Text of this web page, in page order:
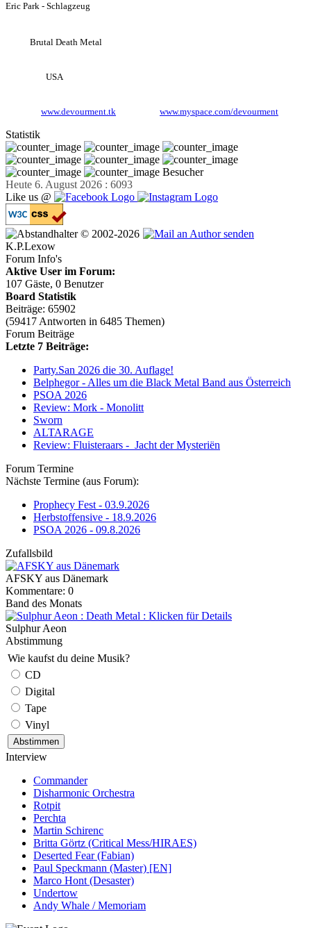
Eric Park - Schlagzeug
Brutal Death Metal
USA
www.devourment.tk www.myspace.com/devourment
Statistik
Besucher
Heute 6. August 2026 : 6093
Like us @
© 2002-2026
K.P.Lexow
Forum Info's
Aktive User im Forum:
107 Gäste, 0 Benutzer
Board Statistik
Beiträge: 65902
(59417 Antworten in 6485 Themen)
Forum Beiträge
Letzte 7 Beiträge:
Party.San 2026 die 30. Auflage!
Belphegor - Alles um die Black Metal Band aus Österreich
PSOA 2026
Review: Mork - Monolitt
Sworn
ALTARAGE
Review: Fluisteraars - Jacht der Mysteriën
Forum Termine
Nächste Termine (aus Forum):
Prophecy Fest - 03.9.2026
Herbstoffensive - 18.9.2026
PSOA 2026 - 09.8.2026
Zufallsbild
AFSKY aus Dänemark
Kommentare: 0
Band des Monats
Sulphur Aeon
Abstimmung
Wie kaufst du deine Musik?
CD
Digital
Tape
Vinyl
Interview
Commander
Disharmonic Orchestra
Rotpit
Perchta
Martin Schirenc
Britta Görtz (Critical Mess/HIRAES)
Deserted Fear (Fabian)
Paul Speckmann (Master) [EN]
Marco Hont (Desaster)
Undertow
Andy Whale / Memoriam